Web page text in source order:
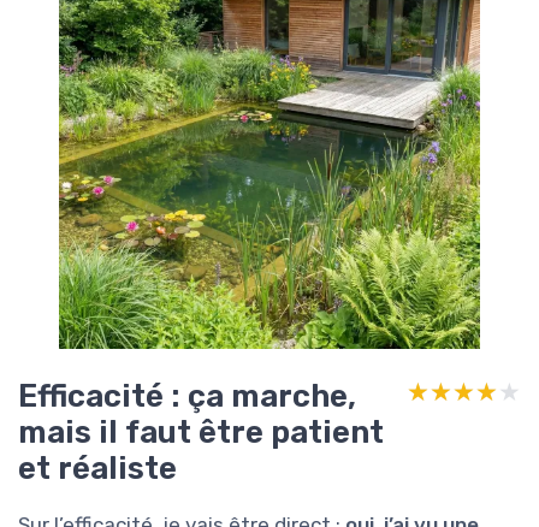
Efficacité : ça marche,
mais il faut être patient
et réaliste
★★★★★
★★★★★